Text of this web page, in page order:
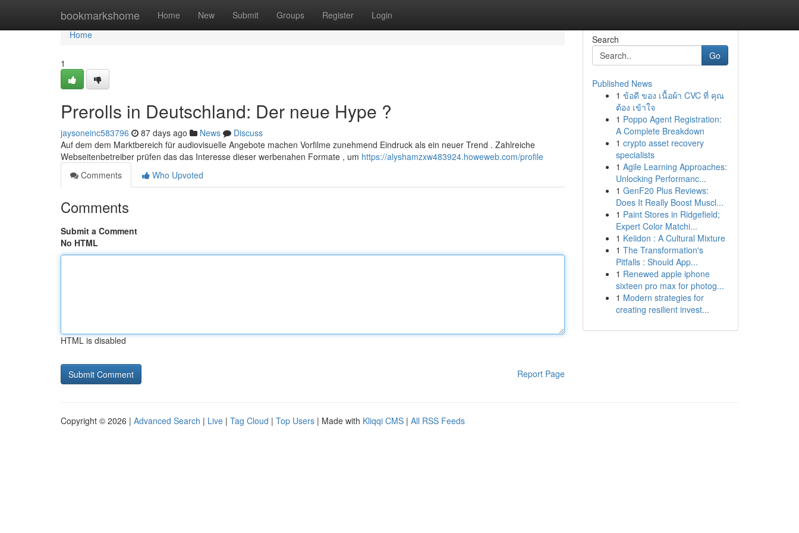
bookmarkshome Home New Submit Groups Register Login
Home
Home
1
Prerolls in Deutschland: Der neue Hype ?
jaysoneinc583796 87 days ago News
Discuss
Auf dem dem Marktbereich für audiovisuelle Angebote machen Vorfilme zunehmend Eindruck als ein neuer Trend . Zahlreiche
Webseitenbetreiber prüfen das das Interesse dieser werbenahen Formate , um https://alyshamzxw483924.howeweb.com/profile
Comments
Who Upvoted
Comments
Submit a Comment
No HTML
HTML is disabled
Report Page
Search
Go
Published News
1 ข้อดี ของ เนื้อผ้า CVC ที่ คุณ
ต้อง เข้าใจ
1 Poppo Agent Registration:
A Complete Breakdown
1 crypto asset recovery
specialists
1 Agile Learning Approaches:
Unlocking Performanc...
1 GenF20 Plus Reviews:
Does It Really Boost Muscl...
1 Paint Stores in Ridgefield;
Expert Color Matchi...
1 Keiidon : A Cultural Mixture
1 The Transformation's
Pitfalls : Should App...
1 Renewed apple iphone
sixteen pro max for photog...
1 Modern strategies for
creating resilient invest...
Copyright © 2026 | Advanced Search | Live | Tag Cloud | Top Users | Made with Kliqqi CMS | All RSS Feeds